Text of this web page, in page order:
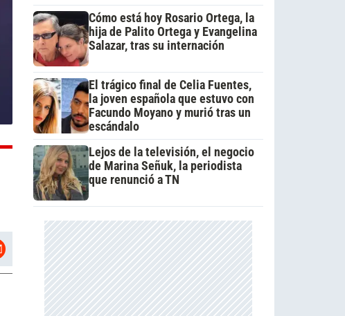
Cómo está hoy Rosario Ortega, la
hija de Palito Ortega y Evangelina
Salazar, tras su internación
El trágico final de Celia Fuentes,
la joven española que estuvo con
Facundo Moyano y murió tras un
escándalo
Lejos de la televisión, el negocio
de Marina Señuk, la periodista
que renunció a TN